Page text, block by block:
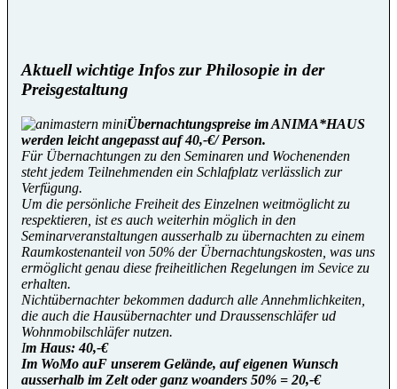
Aktuell wichtige Infos zur Philosopie in der
Preisgestaltung
Übernachtungspreise im ANIMA*HAUS
werden leicht angepasst auf 40,-€/ Person.
Für Übernachtungen zu den Seminaren und Wochenenden
steht jedem Teilnehmenden ein Schlafplatz verlässlich zur
Verfügung.
Um die persönliche Freiheit des Einzelnen weitmöglicht zu
respektieren, ist es auch weiterhin möglich in den
Seminarveranstaltungen ausserhalb zu übernachten zu einem
Raumkostenanteil von 50% der Übernachtungskosten, was uns
ermöglicht genau diese freiheitlichen Regelungen im Sevice zu
erhalten.
Nichtübernachter bekommen dadurch alle Annehmlichkeiten,
die auch die Hausübernachter und Draussenschläfer ud
Wohnmobilschläfer nutzen.
Im Haus: 40,-€
Im WoMo auF unserem Gelände, auf eigenen Wunsch
ausserhalb im Zelt oder ganz woanders 50% = 20,-€